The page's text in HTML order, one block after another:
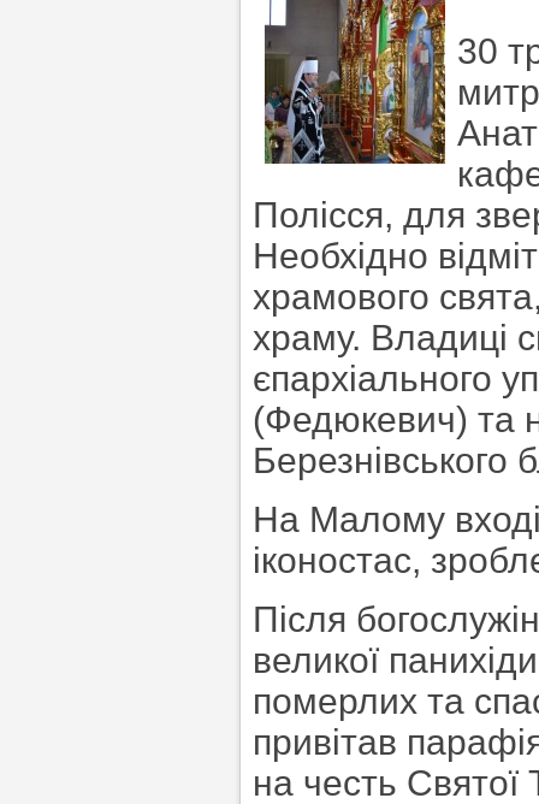
30
Полісся, для
Необхідно
храмового
храму. Владиці
єпархіального
(Федюкевич) та
Березнівського
На Малому
іконостас,
Після
великої
померлих та
привітав
на честь Святої